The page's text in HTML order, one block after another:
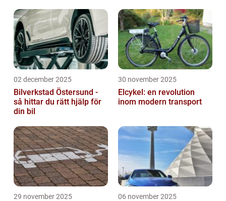
02 december 2025
Bilverkstad Östersund -
så hittar du rätt hjälp för
din bil
30 november 2025
Elcykel: en revolution
inom modern transport
29 november 2025 06 november 2025